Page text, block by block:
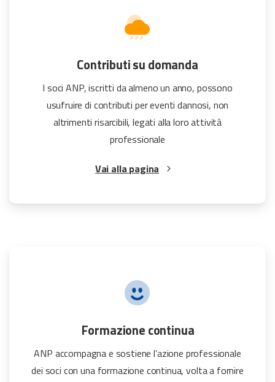
Contributi su domanda
I soci ANP, iscritti da almeno un anno, possono
usufruire di contributi per eventi dannosi, non
altrimenti risarcibili, legati alla loro attività
professionale
Vai alla pagina
Formazione continua
ANP accompagna e sostiene l’azione professionale
dei soci con una formazione continua, volta a fornire